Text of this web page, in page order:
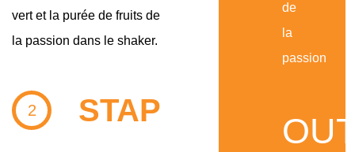
vert et la purée de fruits de
la passion dans le shaker.
2
STAP
de
la
passion